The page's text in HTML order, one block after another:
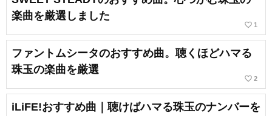
楽曲を厳選しました
favorite_border 1
ファントムシータのおすすめ曲。聴くほどハマる
珠玉の楽曲を厳選
favorite_border 2
iLiFE!おすすめ曲｜聴けばハマる珠玉のナンバーを